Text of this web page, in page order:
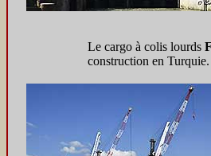
Le cargo à colis lourds
construction en